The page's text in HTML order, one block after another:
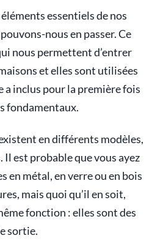
essentiels de nos
nous en passer. Ce
nous permettent d’entrer
et elles sont utilisées
a inclus pour la première fois
fondamentaux.
en différents modèles,
est probable que vous ayez
en métal, en verre ou en bois
mais quoi qu’il en soit,
fonction : elles sont des
sortie.